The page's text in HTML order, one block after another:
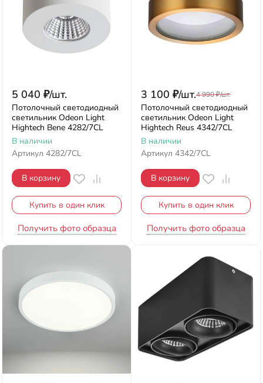
5 040 ₽/шт.
Потолочный светодиодный
светильник Odeon Light
Hightech Bene 4282/7CL
В наличии
Артикул 4282/7CL
В корзину
Купить в один клик
Получить фото образца
3 100 ₽/шт.4 990₽/шт.
Потолочный светодиодный
светильник Odeon Light
Hightech Reus 4342/7CL
В наличии
Артикул 4342/7CL
В корзину
Купить в один клик
Получить фото образца